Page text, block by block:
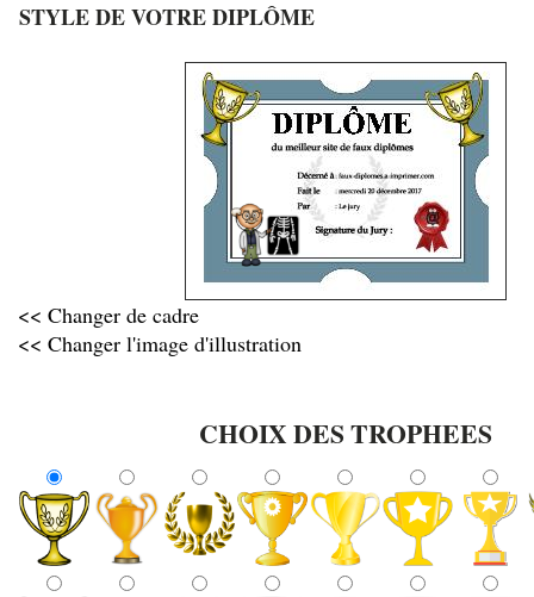
STYLE DE VOTRE DIPLÔME
<< Changer de cadre
<< Changer l'image d'illustration
CHOIX DES TROPHEES